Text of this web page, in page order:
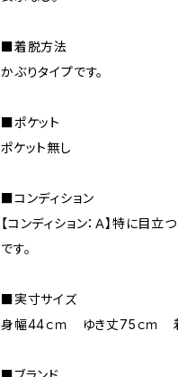
■着脱方法
かぶりタイプです。
■ポケット
ポケット無し
■コンディション
【コンディション：Ａ】特に目
です。
■実寸サイズ
身幅44ｃｍ ゆき丈75ｃｍ